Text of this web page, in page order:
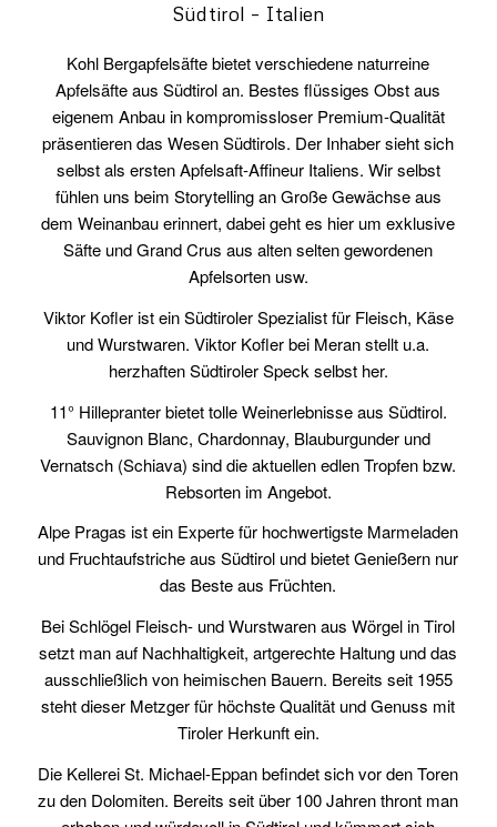
Südtirol – Italien
Kohl Bergapfelsäfte bietet verschiedene naturreine
Apfelsäfte aus Südtirol an. Bestes flüssiges Obst aus
eigenem Anbau in kompromissloser Premium-Qualität
präsentieren das Wesen Südtirols. Der Inhaber sieht sich
selbst als ersten Apfelsaft-Affineur Italiens. Wir selbst
fühlen uns beim Storytelling an Große Gewächse aus
dem Weinanbau erinnert, dabei geht es hier um exklusive
Säfte und Grand Crus aus alten selten gewordenen
Apfelsorten usw.
Viktor Kofler ist ein Südtiroler Spezialist für Fleisch, Käse
und Wurstwaren. Viktor Kofler bei Meran stellt u.a.
herzhaften Südtiroler Speck selbst her.
11° Hillepranter bietet tolle Weinerlebnisse aus Südtirol.
Sauvignon Blanc, Chardonnay, Blauburgunder und
Vernatsch (Schiava) sind die aktuellen edlen Tropfen bzw.
Rebsorten im Angebot.
Alpe Pragas ist ein Experte für hochwertigste Marmeladen
und Fruchtaufstriche aus Südtirol und bietet Genießern nur
das Beste aus Früchten.
Bei Schlögel Fleisch- und Wurstwaren aus Wörgel in Tirol
setzt man auf Nachhaltigkeit, artgerechte Haltung und das
ausschließlich von heimischen Bauern. Bereits seit 1955
steht dieser Metzger für höchste Qualität und Genuss mit
Tiroler Herkunft ein.
Die Kellerei St. Michael-Eppan befindet sich vor den Toren
zu den Dolomiten. Bereits seit über 100 Jahren thront man